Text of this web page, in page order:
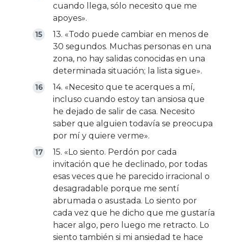
cuando llega, sólo necesito que me
apoyes».
13. «Todo puede cambiar en menos de
30 segundos. Muchas personas en una
zona, no hay salidas conocidas en una
determinada situación; la lista sigue».
14. «Necesito que te acerques a mí,
incluso cuando estoy tan ansiosa que
he dejado de salir de casa. Necesito
saber que alguien todavía se preocupa
por mí y quiere verme».
15. «Lo siento. Perdón por cada
invitación que he declinado, por todas
esas veces que he parecido irracional o
desagradable porque me sentí
abrumada o asustada. Lo siento por
cada vez que he dicho que me gustaría
hacer algo, pero luego me retracto. Lo
siento también si mi ansiedad te hace